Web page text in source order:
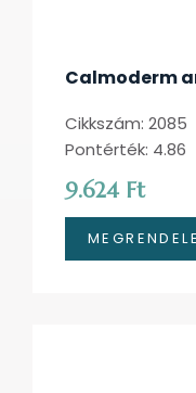
Calmoderm
Cikkszám: 2085
Pontérték: 4.86
9.624 Ft